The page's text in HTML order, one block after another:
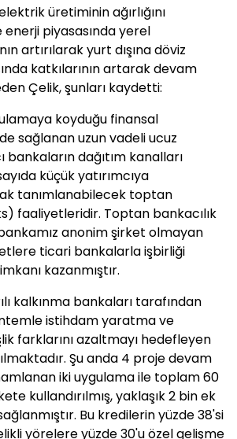
üretiminin ağırlığını
piyasasında yerel
artırılarak yurt dışına döviz
katkılarının artarak devam
Çelik, şunları kaydetti:
koyduğu finansal
sağlanan uzun vadeli ucuz
bankaların dağıtım kanalları
küçük yatırımcıya
tanımlanabilecek toptan
faaliyetleridir. Toptan bankacılık
anonim şirket olmayan
ticari bankalarla işbirliği
kazanmıştır.
kalkınma bankaları tarafından
istihdam yaratma ve
farklarını azaltmayı hedefleyen
Şu anda 4 proje devam
iki uygulama ile toplam 60
kullandırılmış, yaklaşık 2 bin ek
Bu kredilerin yüzde 38'si
yörelere yüzde 30'u özel gelişme